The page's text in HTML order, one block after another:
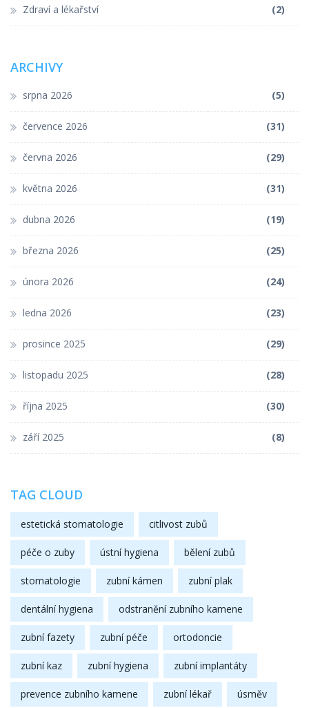
Zdraví a lékařství (2)
ARCHIVY
srpna 2026 (5)
července 2026 (31)
června 2026 (29)
května 2026 (31)
dubna 2026 (19)
března 2026 (25)
února 2026 (24)
ledna 2026 (23)
prosince 2025 (29)
listopadu 2025 (28)
října 2025 (30)
září 2025 (8)
TAG CLOUD
estetická stomatologie citlivost zubů
péče o zuby ústní hygiena bělení zubů
stomatologie zubní kámen zubní plak
dentální hygiena odstranění zubního kamene
zubní fazety zubní péče ortodoncie
zubní kaz zubní hygiena zubní implantáty
prevence zubního kamene zubní lékař úsměv